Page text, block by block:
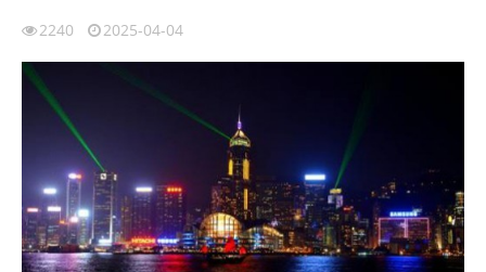
2240 2025-04-04